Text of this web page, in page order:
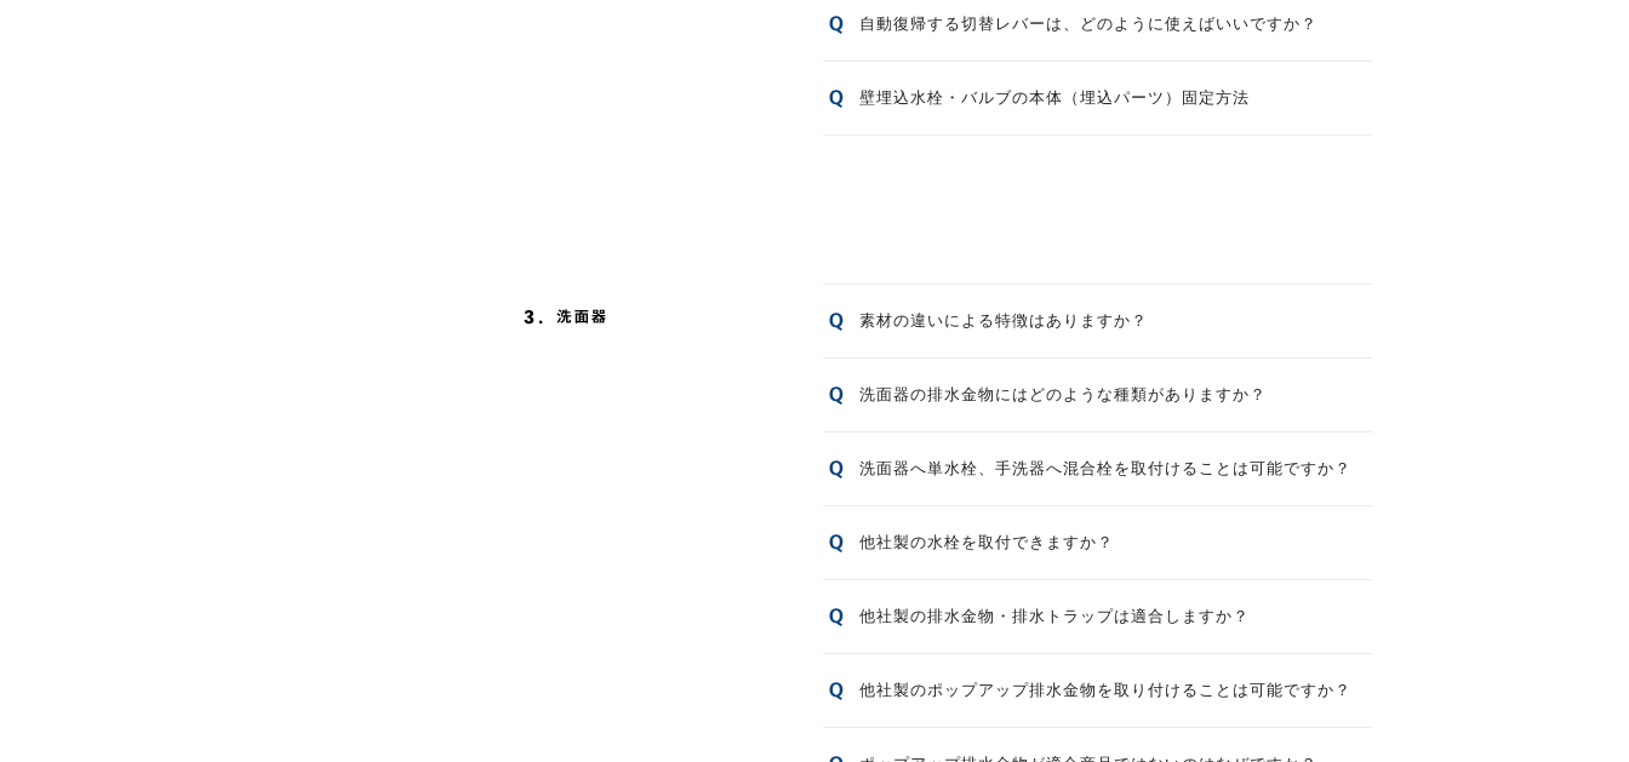
自動復帰する切替レバーは、どのように使えばいいですか？
壁埋込水栓・バルブの本体（埋込パーツ）固定方法
素材の違いによる特徴はありますか？
洗面器の排水金物にはどのような種類がありますか？
洗面器へ単水栓、手洗器へ混合栓を取付けることは可能ですか？
他社製の水栓を取付できますか？
他社製の排水金物・排水トラップは適合しますか？
他社製のポップアップ排水金物を取り付けることは可能ですか？